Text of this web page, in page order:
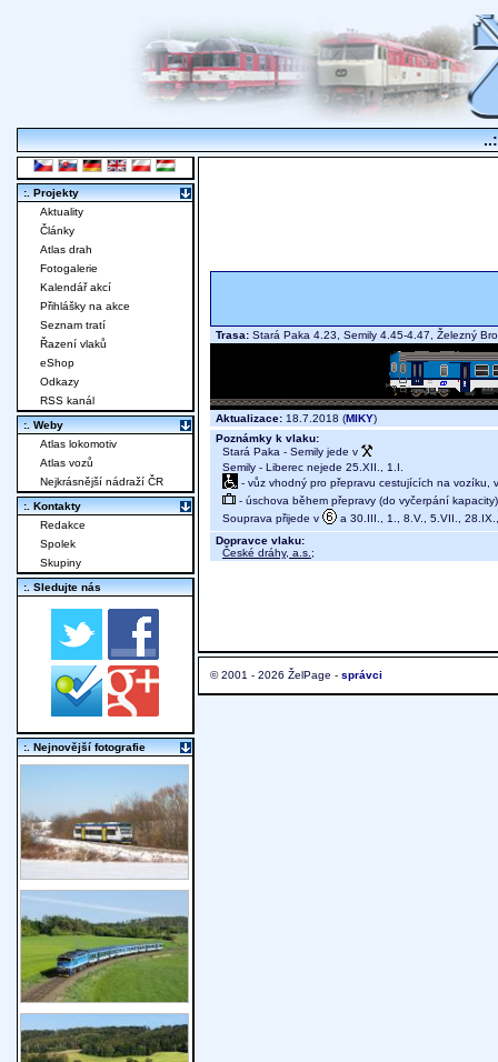
Trasa: Stará Paka 4.23, Semily 4.45-4.47, Železný
Aktualizace: 18.7.2018 (MIKY)
Poznámky k vlaku:
Stará Paka - Semily jede v
Semily - Liberec nejede 25.XII., 1.I.
- vůz vhodný pro přepravu cestujících na vozíku,
- úschova během přepravy (do vyčerpání kapacity)
Souprava přijede v
a 30.III., 1., 8.V., 5.VII.,
Dopravce vlaku:
České dráhy, a.s. ;
© 2001 - 2026 ŽelPage - správci
:. Projekty
Aktuality
Články
Atlas drah
Fotogalerie
Kalendář akcí
Přihlášky na akce
Seznam tratí
Řazení vlaků
eShop
Odkazy
RSS kanál
:. Weby
Atlas lokomotiv
Atlas vozů
Nejkrásnější nádraží ČR
:. Kontakty
Redakce
Spolek
Skupiny
:. Sledujte nás
:. Nejnovější fotografie